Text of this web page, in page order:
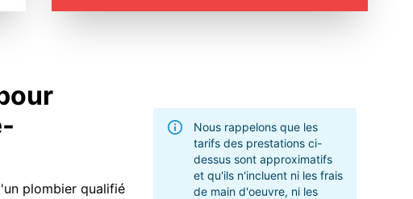
plombier qualifié
Nous rappelons que les
tarifs des prestations ci-
dessus sont approximatifs
et qu'ils n'incluent ni les frais
de main d'oeuvre, ni les